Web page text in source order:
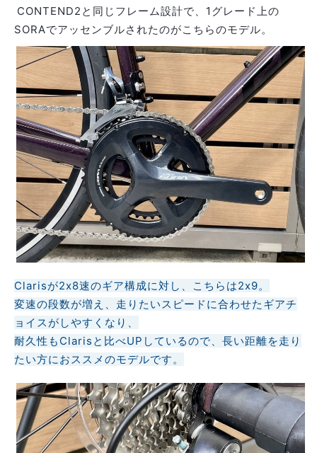
CONTEND2と同じフレーム設計で、1グレード上の
SORAでアッセンブルされたのがこちらのモデル。
Clarisが2x8速のギア構成に対し、こちらは2x9。
変速の段数が増え、走りたいスピードに合わせたギアチ
ョイスがしやすくなり、
耐久性もClarisと比べUPしているので、長い距離を走り
たい方におススメのモデルです。